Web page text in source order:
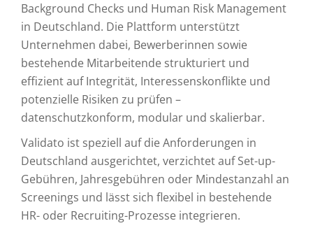
Background Checks und Human Risk Management
in Deutschland. Die Plattform unterstützt
Unternehmen dabei, Bewerberinnen sowie
bestehende Mitarbeitende strukturiert und
effizient auf Integrität, Interessenskonflikte und
potenzielle Risiken zu prüfen –
datenschutzkonform, modular und skalierbar.
Validato ist speziell auf die Anforderungen in
Deutschland ausgerichtet, verzichtet auf Set-up-
Gebühren, Jahresgebühren oder Mindestanzahl an
Screenings und lässt sich flexibel in bestehende
HR- oder Recruiting-Prozesse integrieren.